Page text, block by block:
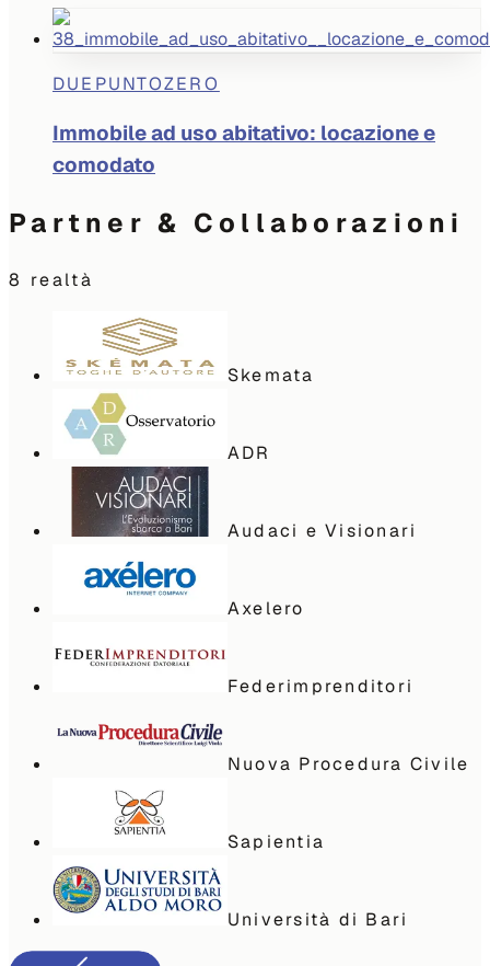
DUEPUNTOZERO
Immobile ad uso abitativo: locazione e
comodato
Partner & Collaborazioni
8 realtà
Skemata
ADR
Audaci e Visionari
Axelero
Federimprenditori
Nuova Procedura Civile
Sapientia
Università di Bari